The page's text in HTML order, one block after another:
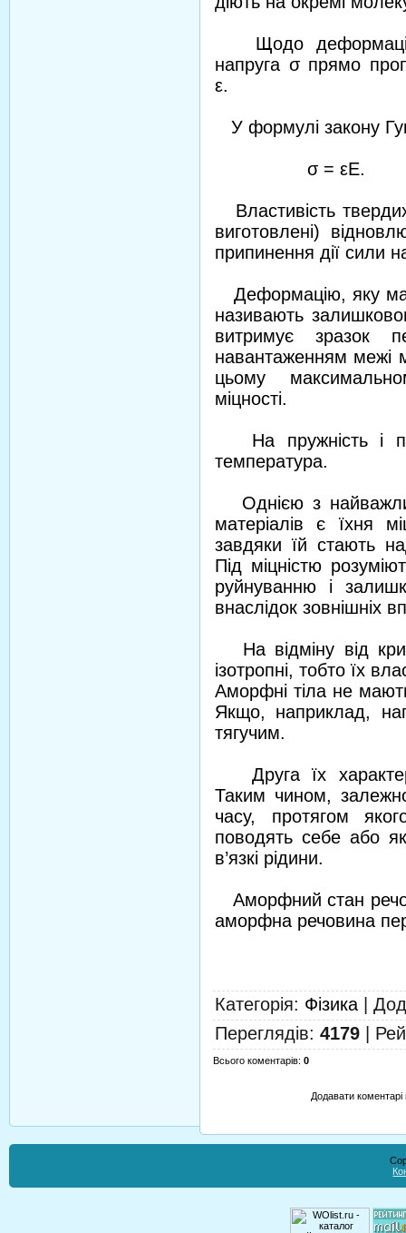
Щодо деформації
напруга σ прямо
ε.
У формулі закону
σ = εЕ.
Властивість
виготовлені)
припинення дії сили
Деформацію, яку
називають
витримує зразок
навантаженням межі
цьому
міцності.
На пружність і
температура.
Однією з
матеріалів є їхня
завдяки їй стають
Під міцністю
руйнуванню і
внаслідок зовнішніх
На відміну від
ізотропні, тобто їх
Аморфні тіла не
Якщо, наприклад,
тягучим.
Друга їх
Таким чином,
часу, протягом
поводять себе або
в’язкі рідини.
Аморфний стан
аморфна речовина
Категорія: Фізика
Переглядів: 4179
Всього коментарів: 0
Додавати